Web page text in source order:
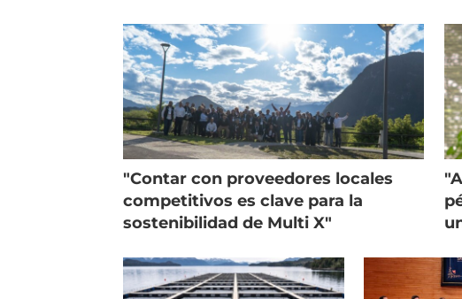
"Contar con proveedores locales
competitivos es clave para la
sostenibilidad de Multi X"